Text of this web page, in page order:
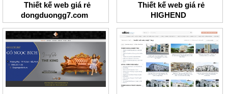
Thiết kế web giá rẻ
dongduongg7.com
Thiết kế web giá rẻ
HIGHEND